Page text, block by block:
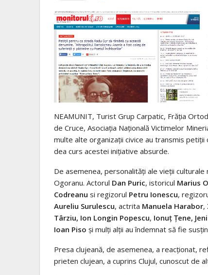
NEAMUNIT, Turist Grup Carpatic, Frăţia
de Cruce, Asociaţia Naţională Victimelor
multe alte organizaţii civice au transmis
dea curs acestei iniţiative absurde.
De asemenea, personalităţi ale vieţii
Ogoranu. Actorul Dan Puric, istoricul Marius
Codreanu si regizorul Petru Ionescu,
Aureliu Surulescu, actrita Manuela Harabor,
Târziu, Ion Longin Popescu, Ionuţ Ţene,
Ioan Piso şi mulţi alţii au îndemnat să fie
Presa clujeană, de asemenea, a reacţionat,
prieten clujean, a cuprins Clujul, cunoscut de